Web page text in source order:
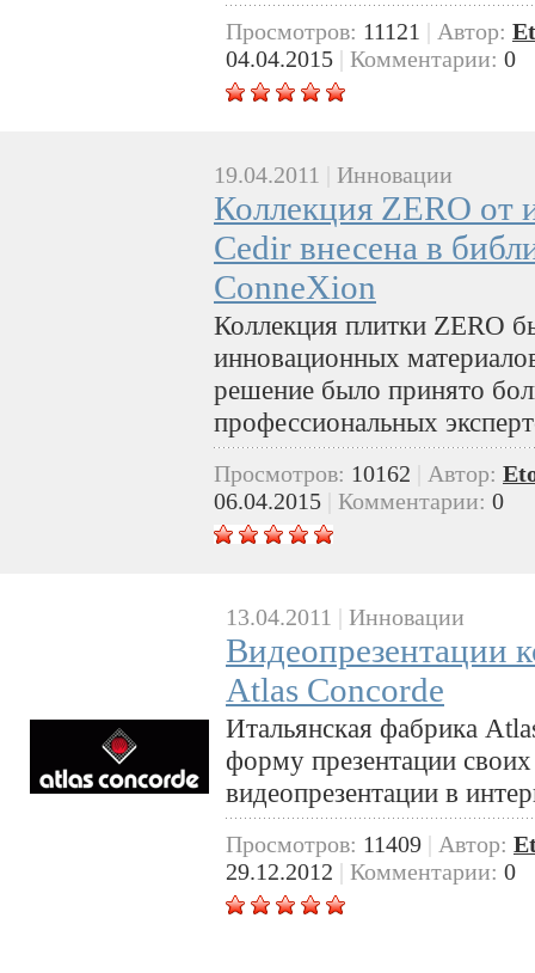
Просмотров: 11121 | Автор:
04.04.2015 | Комментарии: 0
19.04.2011 Инновации
Коллекция ZERO от
Cedir внесена в
ConneXion
Коллекция плитки ZERO
инновационных
решение было принято
профессиональных
Просмотров: 10162 Автор:
06.04.2015
Комментарии: 0
13.04.2011 | Инновации
Видеопрезентации
Atlas Concorde
Итальянская фабрика
форму презентации
видеопрезентации в
Просмотров: 11409 | Автор:
29.12.2012 | Комментарии: 0